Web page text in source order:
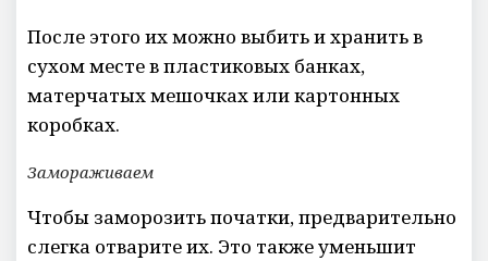
После этого их можно выбить и хранить в
сухом месте в пластиковых банках,
матерчатых мешочках или картонных
коробках.
Замораживаем
Чтобы заморозить початки, предварительно
слегка отварите их. Это также уменьшит